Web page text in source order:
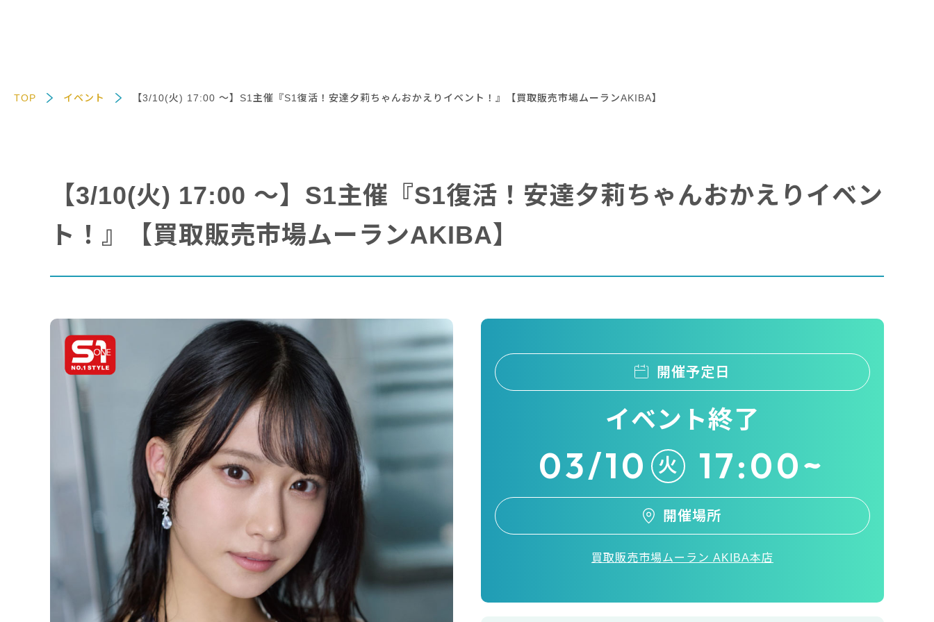
TOP イベント 【3/10(火) 17:00 〜】S1主催『S1復活！安達夕莉ちゃんおかえりイベント！』【買取販売市場ムーランAKIBA】
【3/10(火) 17:00 〜】S1主催『S1復活！安達夕莉ちゃんおかえりイベン
ト！』【買取販売市場ムーランAKIBA】
開催予定日
イベント終了
03/10 火 17:00~
開催場所
買取販売市場ムーラン AKIBA本店